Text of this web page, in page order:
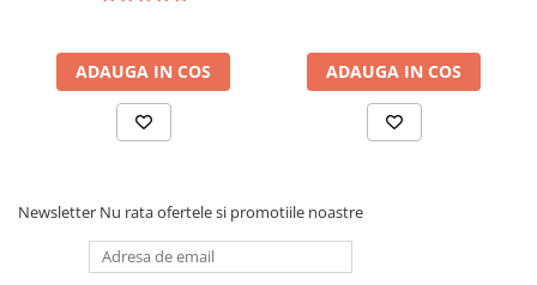
ADAUGA IN COS ADAUGA IN COS
Newsletter Nu rata ofertele si promotiile noastre